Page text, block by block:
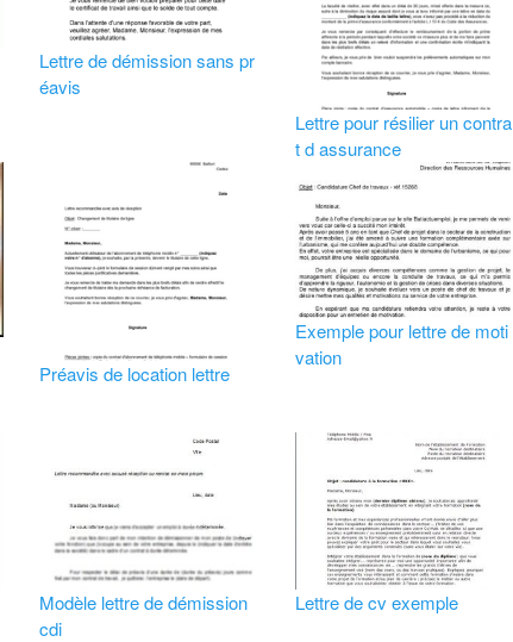
Lettre de démission sans pr
éavis
Lettre pour résilier un contra
t d assurance
Préavis de location lettre
Exemple pour lettre de moti
vation
Modèle lettre de démission
cdi
Lettre de cv exemple